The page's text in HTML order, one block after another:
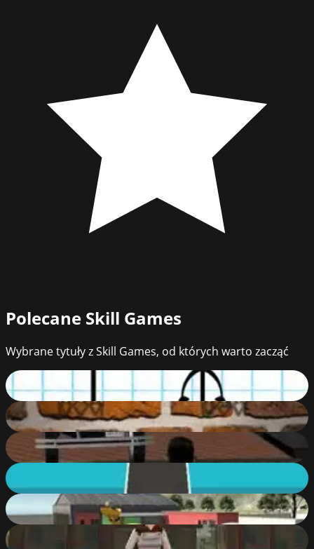
Polecane Skill Games
Wybrane tytuły z Skill Games, od których warto zacząć
Hangman Challenge
74%
Basketball
71%
Downtown 1930s
10
Traffic Run Online
89%
Evo-F2
92%
Valkyrie RPG